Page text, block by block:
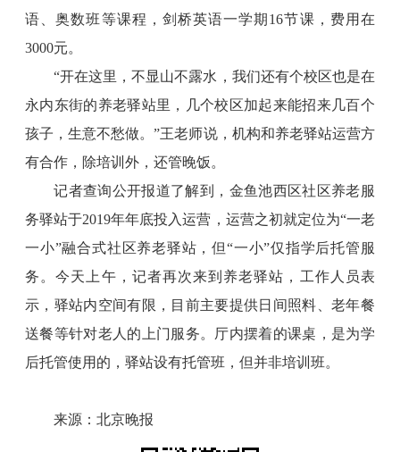
语、奥数班等课程，剑桥英语一学期16节课，费用在
3000元。
“开在这里，不显山不露水，我们还有个校区也是在
永内东街的养老驿站里，几个校区加起来能招来几百个
孩子，生意不愁做。”王老师说，机构和养老驿站运营方
有合作，除培训外，还管晚饭。
记者查询公开报道了解到，金鱼池西区社区养老服
务驿站于2019年年底投入运营，运营之初就定位为“一老
一小”融合式社区养老驿站，但“一小”仅指学后托管服
务。今天上午，记者再次来到养老驿站，工作人员表
示，驿站内空间有限，目前主要提供日间照料、老年餐
送餐等针对老人的上门服务。厅内摆着的课桌，是为学
后托管使用的，驿站设有托管班，但并非培训班。
来源：北京晚报